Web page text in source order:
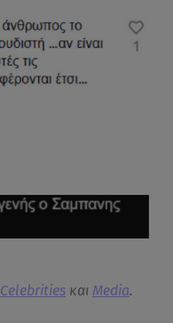
Celebrities και Media.